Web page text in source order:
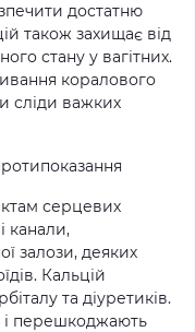
достатню
також захищає від
стану у вагітних.
коралового
сліди важких
серцевих
канали,
залози, деяких
Кальцій
та діуретиків.
і перешкоджають